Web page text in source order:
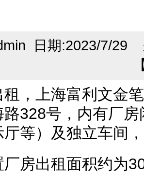
日期:2023/7/29
，上海富利文金
328号，内有厂
等）及独立车间
厂房出租面积约为